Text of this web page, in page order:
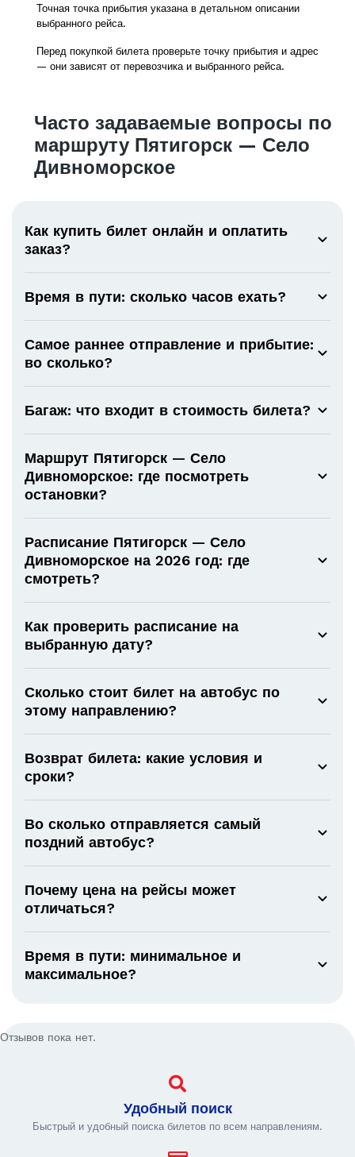
Точная точка прибытия указана в детальном описании
выбранного рейса.
Перед покупкой билета проверьте точку прибытия и адрес
— они зависят от перевозчика и выбранного рейса.
Часто задаваемые вопросы по
маршруту Пятигорск — Село
Дивноморское
Как купить билет онлайн и оплатить
заказ?
Время в пути: сколько часов ехать?
Самое раннее отправление и прибытие:
во сколько?
Багаж: что входит в стоимость билета?
Маршрут Пятигорск — Село
Дивноморское: где посмотреть
остановки?
Расписание Пятигорск — Село
Дивноморское на 2026 год: где
смотреть?
Как проверить расписание на
выбранную дату?
Сколько стоит билет на автобус по
этому направлению?
Возврат билета: какие условия и
сроки?
Во сколько отправляется самый
поздний автобус?
Почему цена на рейсы может
отличаться?
Время в пути: минимальное и
максимальное?
Отзывов пока нет.
Удобный поиск
Быстрый и удобный поиска билетов по всем направлениям.